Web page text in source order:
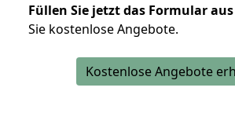
Füllen Sie jetzt das Formular aus
Sie kostenlose Angebote.
Kostenlose Angebote